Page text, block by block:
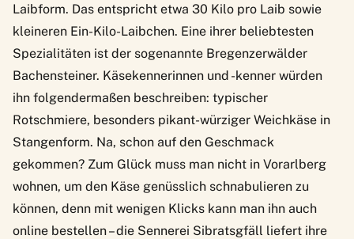
Laibform. Das entspricht etwa 30 Kilo pro Laib sowie
kleineren Ein-Kilo-Laibchen. Eine ihrer beliebtesten
Spezialitäten ist der sogenannte Bregenzerwälder
Bachensteiner. Käsekennerinnen und -kenner würden
ihn folgendermaßen beschreiben: typischer
Rotschmiere, besonders pikant-würziger Weichkäse in
Stangenform. Na, schon auf den Geschmack
gekommen? Zum Glück muss man nicht in Vorarlberg
wohnen, um den Käse genüsslich schnabulieren zu
können, denn mit wenigen Klicks kann man ihn auch
online bestellen – die Sennerei Sibratsgfäll liefert ihre